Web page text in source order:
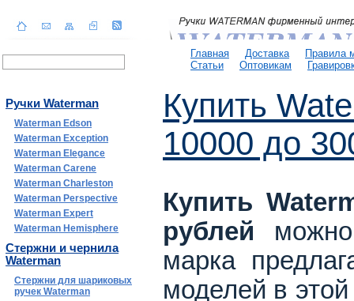
Ручки Waterman
Waterman Edson
Waterman Exception
Waterman Elegance
Waterman Carene
Waterman Charleston
Waterman Perspective
Waterman Expert
Waterman Hemisphere
Стержни и чернила
Waterman
Стержни для шариковых
ручек Waterman
Главная Доставка
Правила
Статьи
Оптовикам
Купить
10000 до
Купить
рублей
марка
моделей в